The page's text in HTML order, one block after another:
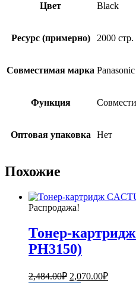
Цвет Black
Ресурс (примерно) 2000 стр.
Совместимая марка Panasonic
Функция
Оптовая упаковка Нет
Похожие
Распродажа!
Тонер-
PH3150)
2,484.00₽ Первоначальная
2,070.00₽